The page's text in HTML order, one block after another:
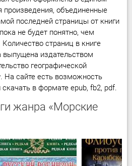
произведения, объединенные
последней страницы от книги
не будет понятно, чем
Количество страниц в книге
выпущена издательством
географической
На сайте есть возможность
скачать в формате epub, fb2, pdf.
жанра «Морские